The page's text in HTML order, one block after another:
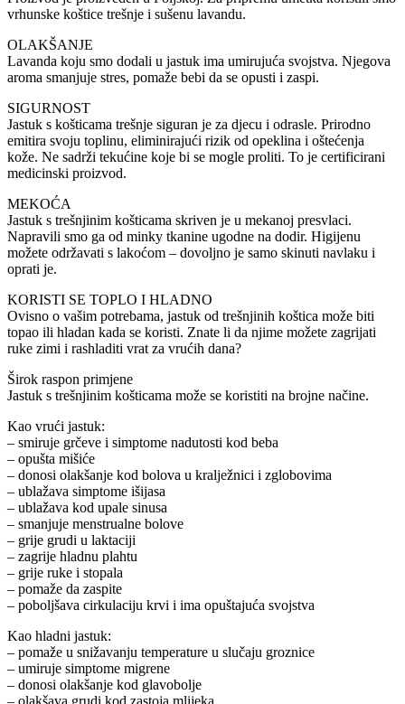
vrhunske koštice trešnje i sušenu lavandu.
OLAKŠANJE
Lavanda koju smo dodali u jastuk ima umirujuća svojstva. Njegova
aroma smanjuje stres, pomaže bebi da se opusti i zaspi.
SIGURNOST
Jastuk s košticama trešnje siguran je za djecu i odrasle. Prirodno
emitira svoju toplinu, eliminirajući rizik od opeklina i oštećenja
kože. Ne sadrži tekućine koje bi se mogle proliti. To je certificirani
medicinski proizvod.
MEKOĆA
Jastuk s trešnjinim košticama skriven je u mekanoj presvlaci.
Napravili smo ga od minky tkanine ugodne na dodir. Higijenu
možete održavati s lakoćom – dovoljno je samo skinuti navlaku i
oprati je.
KORISTI SE TOPLO I HLADNO
Ovisno o vašim potrebama, jastuk od trešnjinih koštica može biti
topao ili hladan kada se koristi. Znate li da njime možete zagrijati
ruke zimi i rashladiti vrat za vrućih dana?
Širok raspon primjene
Jastuk s trešnjinim košticama može se koristiti na brojne načine.
Kao vrući jastuk:
– smiruje grčeve i simptome nadutosti kod beba
– opušta mišiće
– donosi olakšanje kod bolova u kralježnici i zglobovima
– ublažava simptome išijasa
– ublažava kod upale sinusa
– smanjuje menstrualne bolove
– grije grudi u laktaciji
– zagrije hladnu plahtu
– grije ruke i stopala
– pomaže da zaspite
– poboljšava cirkulaciju krvi i ima opuštajuća svojstva
Kao hladni jastuk:
– pomaže u snižavanju temperature u slučaju groznice
– umiruje simptome migrene
– donosi olakšanje kod glavobolje
– olakšava grudi kod zastoja mlijeka